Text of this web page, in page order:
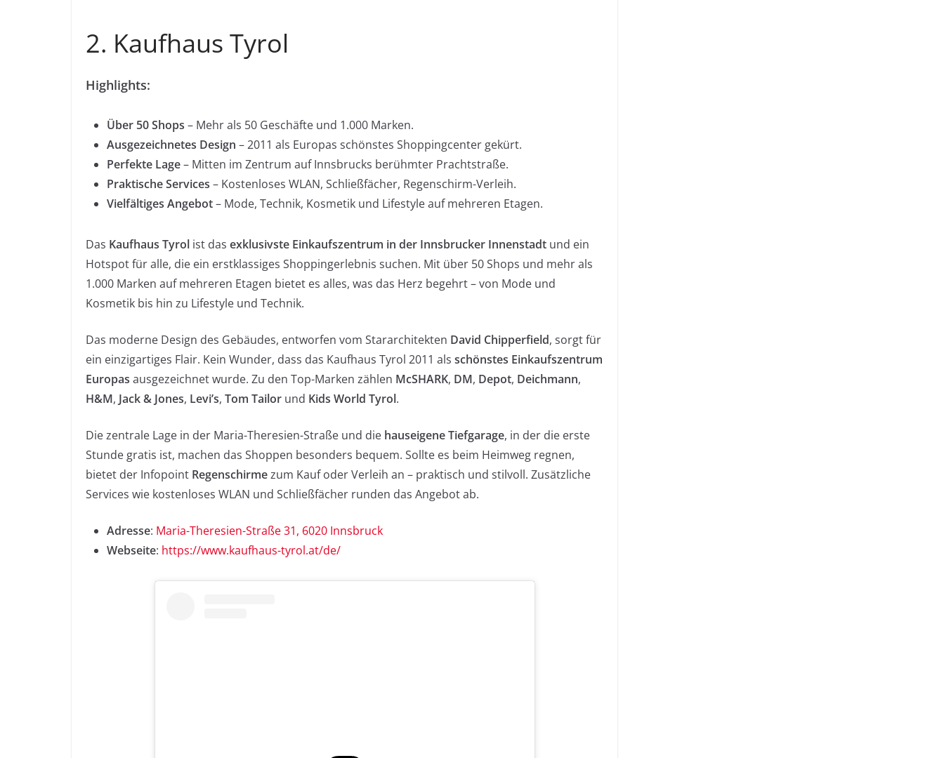
2. Kaufhaus Tyrol
Highlights:
Über 50 Shops – Mehr als 50 Geschäfte und 1.000 Marken.
Ausgezeichnetes Design – 2011 als Europas schönstes Shoppingcenter gekürt.
Perfekte Lage– Mitten im Zentrum auf Innsbrucks berühmter Prachtstraße.
Praktische Services – Kostenloses WLAN, Schließfächer, Regenschirm-Verleih.
Vielfältiges Angebot– Mode, Technik, Kosmetik und Lifestyle auf mehreren Etagen.
Das Kaufhaus Tyrol ist das exklusivste Einkaufszentrum in der Innsbrucker Innenstadt und ein
Hotspot für alle, die ein erstklassiges Shoppingerlebnis suchen. Mit über 50 Shops und mehr als
1.000 Marken auf mehreren Etagen bietet es alles, was das Herz begehrt – von Mode und
Kosmetik bis hin zu Lifestyle und Technik.
Das moderne Design des Gebäudes, entworfen vom Stararchitekten David Chipperfield, sorgt für
ein einzigartiges Flair. Kein Wunder, dass das Kaufhaus Tyrol 2011 als schönstes Einkaufszentrum
Europas ausgezeichnet wurde. Zu den Top-Marken zählen McSHARK, DM, Depot, Deichmann,
H&M, Jack & Jones, Levi’s, Tom Tailor und Kids World Tyrol.
Die zentrale Lage in der Maria-Theresien-Straße und die hauseigene Tiefgarage, in der die erste
Stunde gratis ist, machen das Shoppen besonders bequem. Sollte es beim Heimweg regnen,
bietet der Infopoint Regenschirmezum Kauf oder Verleih an – praktisch und stilvoll. Zusätzliche
Services wie kostenloses WLAN und Schließfächer runden das Angebot ab.
Adresse: Maria-Theresien-Straße 31, 6020 Innsbruck
Webseite: https://www.kaufhaus-tyrol.at/de/